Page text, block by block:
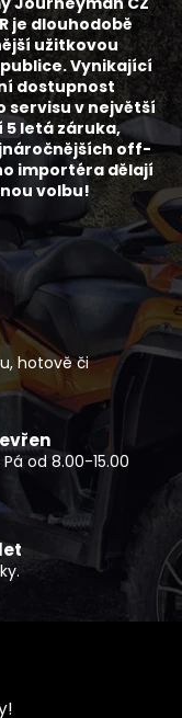
je dlouhodobě
užitkovou
Vynikající
dostupnost
servisu v největší
letá záruka,
off-
importéra dělají
volbu!
hotově či
od 8.00-15.00